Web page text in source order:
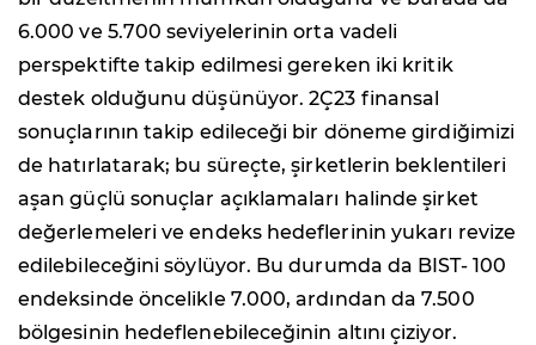
6.000 ve 5.700 seviyelerinin orta vadeli
perspektifte takip edilmesi gereken iki kritik
destek olduğunu düşünüyor. 2Ç23 finansal
sonuçlarının takip edileceği bir döneme girdiğimizi
de hatırlatarak; bu süreçte, şirketlerin beklentileri
aşan güçlü sonuçlar açıklamaları halinde şirket
değerlemeleri ve endeks hedeflerinin yukarı revize
edilebileceğini söylüyor. Bu durumda da BIST- 100
endeksinde öncelikle 7.000, ardından da 7.500
bölgesinin hedeflenebileceğinin altını çiziyor.